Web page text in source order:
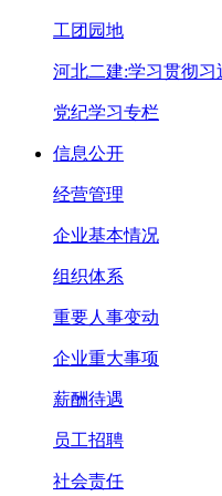
工团园地
河北二建:学习贯彻
党纪学习专栏
信息公开
经营管理
企业基本情况
组织体系
重要人事变动
企业重大事项
薪酬待遇
员工招聘
社会责任